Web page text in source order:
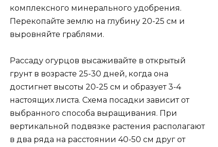
комплексного минерального удобрения.
Перекопайте землю на глубину 20-25 см и
выровняйте граблями.
Рассаду огурцов высаживайте в открытый
грунт в возрасте 25-30 дней, когда она
достигнет высоты 20-25 см и образует 3-4
настоящих листа. Схема посадки зависит от
выбранного способа выращивания. При
вертикальной подвязке растения располагают
в два ряда на расстоянии 40-50 см друг от